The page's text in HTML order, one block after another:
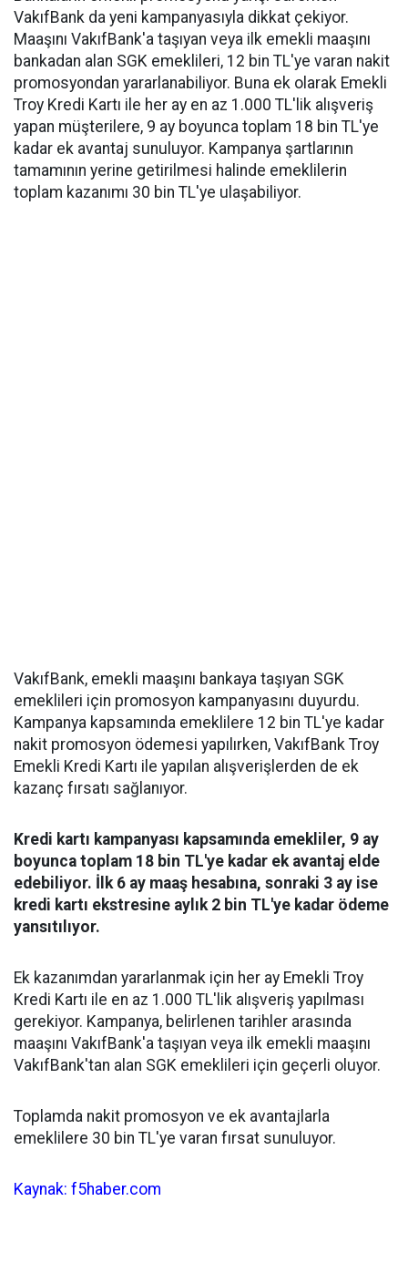
VakıfBank da yeni kampanyasıyla dikkat çekiyor.
Maaşını VakıfBank'a taşıyan veya ilk emekli maaşını
bankadan alan SGK emeklileri, 12 bin TL'ye varan nakit
promosyondan yararlanabiliyor. Buna ek olarak Emekli
Troy Kredi Kartı ile her ay en az 1.000 TL'lik alışveriş
yapan müşterilere, 9 ay boyunca toplam 18 bin TL'ye
kadar ek avantaj sunuluyor. Kampanya şartlarının
tamamının yerine getirilmesi halinde emeklilerin
toplam kazanımı 30 bin TL'ye ulaşabiliyor.
VakıfBank, emekli maaşını bankaya taşıyan SGK
emeklileri için promosyon kampanyasını duyurdu.
Kampanya kapsamında emeklilere 12 bin TL'ye kadar
nakit promosyon ödemesi yapılırken, VakıfBank Troy
Emekli Kredi Kartı ile yapılan alışverişlerden de ek
kazanç fırsatı sağlanıyor.
Kredi kartı kampanyası kapsamında emekliler, 9 ay
boyunca toplam 18 bin TL'ye kadar ek avantaj elde
edebiliyor. İlk 6 ay maaş hesabına, sonraki 3 ay ise
kredi kartı ekstresine aylık 2 bin TL'ye kadar ödeme
yansıtılıyor.
Ek kazanımdan yararlanmak için her ay Emekli Troy
Kredi Kartı ile en az 1.000 TL'lik alışveriş yapılması
gerekiyor. Kampanya, belirlenen tarihler arasında
maaşını VakıfBank'a taşıyan veya ilk emekli maaşını
VakıfBank'tan alan SGK emeklileri için geçerli oluyor.
Toplamda nakit promosyon ve ek avantajlarla
emeklilere 30 bin TL'ye varan fırsat sunuluyor.
Kaynak: f5haber.com